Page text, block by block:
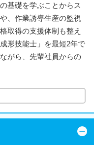
基礎を学ぶことからス
、作業誘導生産の監視
取得の支援体制も整え
形技能士」を最短2年で
がら、先輩社員からの